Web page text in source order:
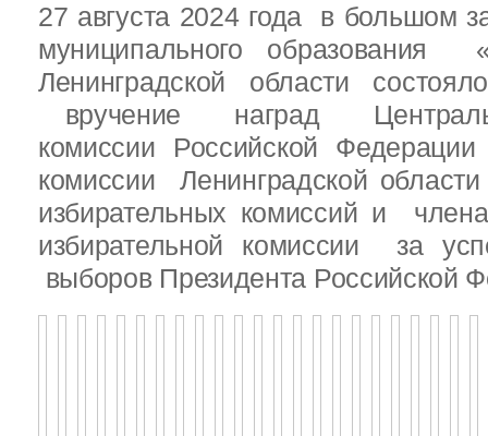
27 августа 2024 года в большом
муниципального образования
Ленинградской области
вручение наград
комиссии Российской
комиссии Ленинградской
избирательных комиссий и
избирательной комиссии за
выборов Президента Российской